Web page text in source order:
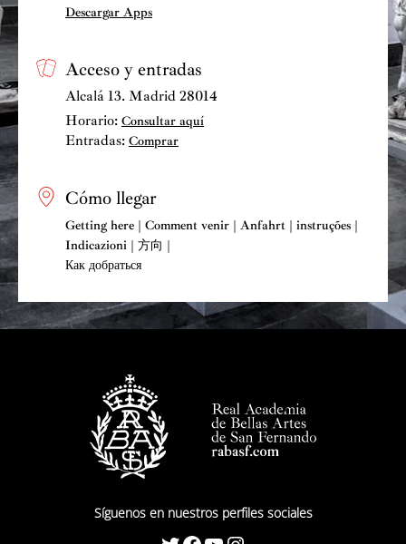
Descargar Apps
Acceso y entradas
Alcalá 13. Madrid 28014
Horario: Consultar aquí
Entradas: Comprar
Cómo llegar
Getting here | Comment venir | Anfahrt | instruções |
Indicazioni | 方向 |
Как добраться
Síguenos en nuestros perfiles sociales